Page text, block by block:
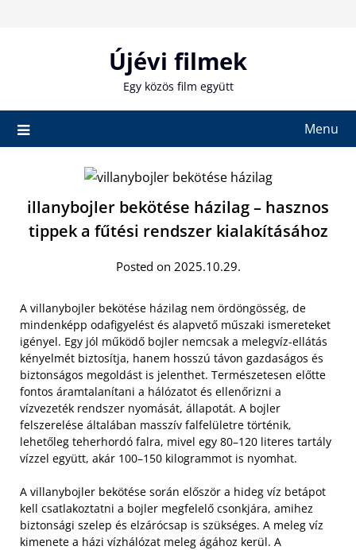
Újévi filmek
Egy közös film együtt
Menu
illanybojler bekötése házilag – hasznos
tippek a fűtési rendszer kialakításához
Posted on 2025.10.29.
A villanybojler bekötése házilag nem ördöngösség, de
mindenképp odafigyelést és alapvető műszaki ismereteket
igényel. Egy jól működő bojler nemcsak a melegvíz-ellátás
kényelmét biztosítja, hanem hosszú távon gazdaságos és
biztonságos megoldást is jelenthet. Természetesen előtte
fontos áramtalanítani a hálózatot és ellenőrizni a
vízvezeték rendszer nyomását, állapotát. A bojler
felszerelése általában masszív falfelületre történik,
lehetőleg teherhordó falra, mivel egy 80–120 literes tartály
vízzel együtt, akár 100–150 kilogrammot is nyomhat.
A villanybojler bekötése során először a hideg víz betápot
kell csatlakoztatni a bojler megfelelő csonkjára, amihez
biztonsági szelep és elzárócsap is szükséges. A meleg víz
kimenete a házi vízhálózat meleg ágához kerül. A